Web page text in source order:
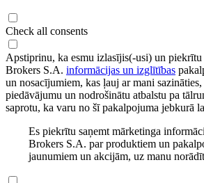
Check all consents
Apstiprinu, ka esmu izlasījis(-usi) un
Brokers S.A. informācijas un izglītības
un nosacījumiem, kas ļauj ar mani
piedāvājumu un nodrošinātu atbalstu pa
saprotu, ka varu no šī pakalpojuma jebkurā
Es piekrītu saņemt mārketinga
Brokers S.A. par produktiem un
jaunumiem un akcijām, uz manu